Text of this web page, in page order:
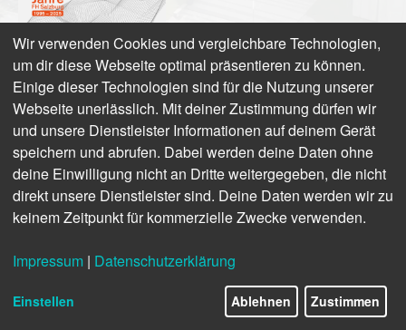
GRUSSBOTSCHAFTEN
VISION 2050: FOKUSGRUPPE
MIT WEITBLICK
GEMEINSAM WIRD MAN KLÜGER
Wir verwenden Cookies und vergleichbare Technologien,
um dir diese Webseite optimal präsentieren zu können.
Einige dieser Technologien sind für die Nutzung unserer
Webseite unerlässlich. Mit deiner Zustimmung dürfen wir
und unsere Dienstleister Informationen auf deinem Gerät
speichern und abrufen. Dabei werden deine Daten ohne
deine Einwilligung nicht an Dritte weitergegeben, die nicht
direkt unsere Dienstleister sind. Deine Daten werden wir zu
keinem Zeitpunkt für kommerzielle Zwecke verwenden.
Impressum | Datenschutzerklärung
Einstellen Ablehnen Zustimmen